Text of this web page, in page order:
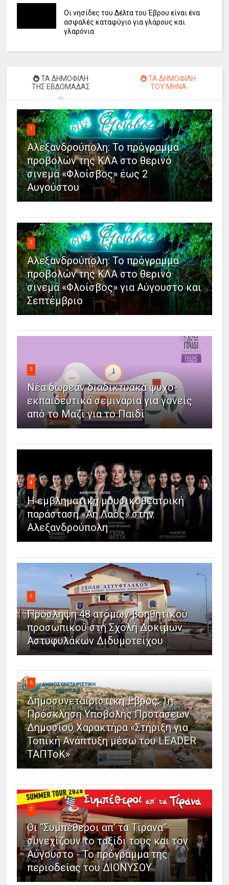
Οι νησίδες του Δέλτα του Έβρου είναι ένα
ασφαλές καταφύγιο για γλάρους και
γλαρόνια
ΤΑ ΔΗΜΟΦΙΛΗ
ΤΗΣ ΕΒΔΟΜΑΔΑΣ
ΤΑ ΔΗΜΟΦΙΛΗ
ΤΟΥ ΜΗΝΑ
1
Αλεξανδρούπολη: Το πρόγραμμα
προβολών της ΚΛΑ στο θερινό
σινεμά «Φλοίσβος» έως 2
Αυγούστου
2
Αλεξανδρούπολη: Το πρόγραμμα
προβολών της ΚΛΑ στο θερινό
σινεμά «Φλοίσβος» για Αύγουστο και
Σεπτέμβριο
3
Νέα δωρεάν διαδικτυακά ψυχο-
εκπαιδευτικά σεμινάρια για γονείς
από το Μαζί για το Παιδί
4
Η εμβληματική μουσικοθεατρική
παράσταση «Άη Λαός» στην
Αλεξανδρούπολη
5
Πρόσληψη 48 ατόμων βοηθητικού
προσωπικού στη Σχολή Δοκίμων
Αστυφυλάκων Διδυμοτείχου
6
Δημοσυνεταιριστική Έβρος: 1η
Πρόσκληση Υποβολής Προτάσεων
Δημοσίου Χαρακτήρα «Στήριξη για
Τοπική Ανάπτυξη μέσω του LEADER
ΤΑΠΤοΚ»
7
Οι “Συμπέθεροι απ’ τα Τίρανα”
συνεχίζουν το ταξίδι τους και τον
Αύγουστο - Το πρόγραμμα της
περιοδείας του ΔΙΟΝΥΣΟΥ